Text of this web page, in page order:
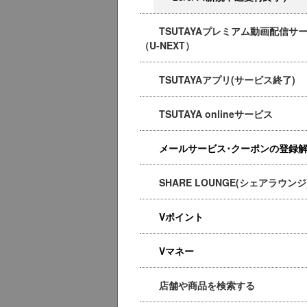
TSUTAYAプレミアム動画配信サ
（U-NEXT）
TSUTAYAアプリ(サービス終了)
TSUTAYA onlineサービス
メールサービス･クーポンの登録
SHARE LOUNGE(シェアラウン
Vポイント
Vマネー
店舗や商品を検索する